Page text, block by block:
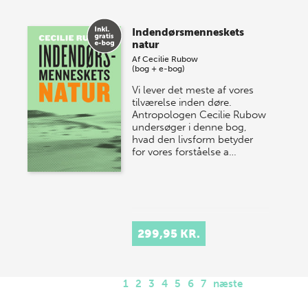
Indendørsmenneskets
natur
AfCecilie Rubow
(bog + e-bog)
Vi lever det meste af vores
tilværelse inden døre.
Antropologen Cecilie Rubow
undersøger i denne bog,
hvad den livsform betyder
for vores forståelse a…
299,95 KR.
1 2 3 4 5 6 7 næste